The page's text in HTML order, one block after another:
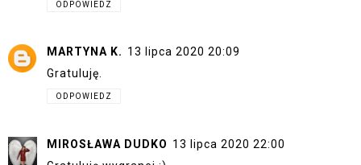
ODPOWIEDZ
MARTYNA K. 13 lipca 2020 20:09
Gratuluję.
ODPOWIEDZ
MIROSŁAWA DUDKO 13 lipca 2020 22:00